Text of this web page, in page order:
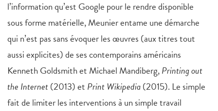
l’information qu’est Google pour le rendre disponible
sous forme matérielle, Meunier entame une démarche
qui n’est pas sans évoquer les œuvres (aux titres tout
aussi explicites) de ses contemporains américains
Kenneth Goldsmith et Michael Mandiberg,Printing out
the Internet(2013) et Print Wikipedia(2015). Le simple
fait de limiter les interventions à un simple travail